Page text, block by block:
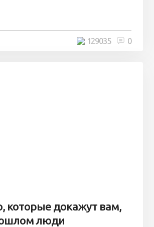
0
129035
которые докажут вам,
люди